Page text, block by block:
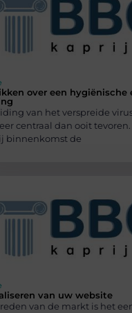
over een hygiënische
van het verspreide
centraal dan ooit
binnenkomst de
van uw website
van de markt is het